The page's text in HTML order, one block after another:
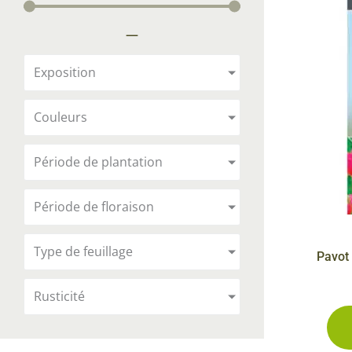
Arbustes de terre de bruyère
Plantes Grimpantes
Rosiers
Plantes
Plantes
Plantes
Plantes
Plantes
Plantes
Plantes
—
Exposition
Couleurs
Période de plantation
Période de floraison
Type de feuillage
Rusticité